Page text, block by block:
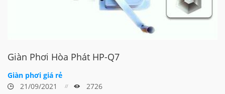
Giàn Phơi Hòa Phát HP-Q7
Giàn phơi giá rẻ
21/09/2021
2726